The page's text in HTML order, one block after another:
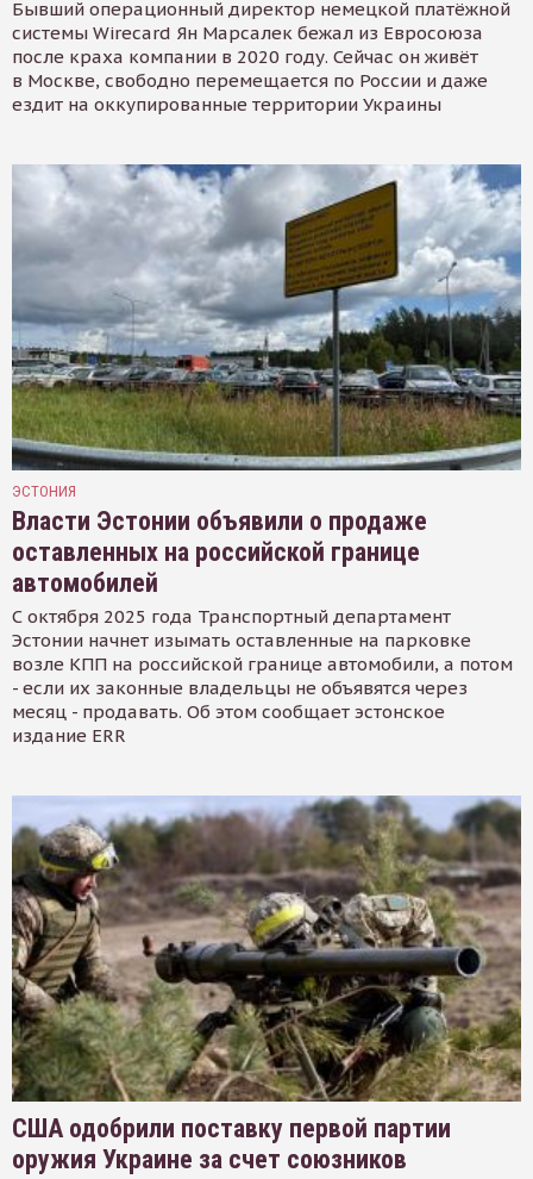
Бывший операционный директор немецкой платёжной
системы Wirecard Ян Марсалек бежал из Евросоюза
после краха компании в 2020 году. Сейчас он живёт
в Москве, свободно перемещается по России и даже
ездит на оккупированные территории Украины
ЭСТОНИЯ
Власти Эстонии объявили о продаже
оставленных на российской границе
автомобилей
С октября 2025 года Транспортный департамент
Эстонии начнет изымать оставленные на парковке
возле КПП на российской границе автомобили, а потом
- если их законные владельцы не объявятся через
месяц - продавать. Об этом сообщает эстонское
издание ERR
США одобрили поставку первой партии
оружия Украине за счет союзников